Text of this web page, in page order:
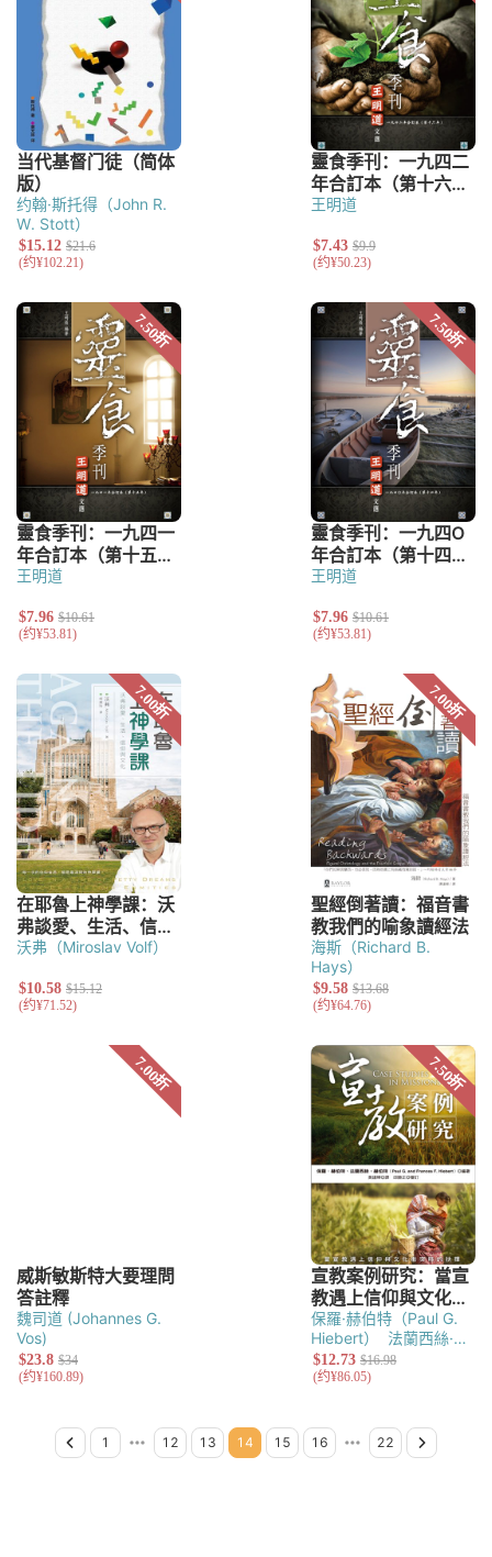
约翰·斯托得（John R.
W. Stott）
王明道
王明道 王明道
沃弗（Miroslav Volf）
海斯（Richard B.
Hays）
魏司道 (Johannes G.
Vos)
保羅·赫伯特（Paul G.
Hiebert）
法蘭西絲·赫
伯特（Frances F.
Hiebert）